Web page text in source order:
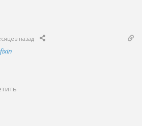
назад
fixin